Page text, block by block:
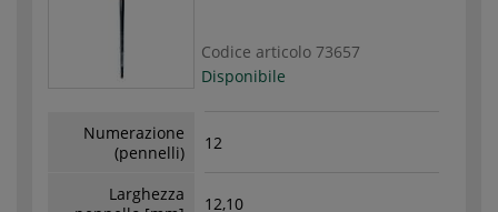
Codice articolo 73657
Disponibile
Numerazione
(pennelli)
12
Larghezza
12,10